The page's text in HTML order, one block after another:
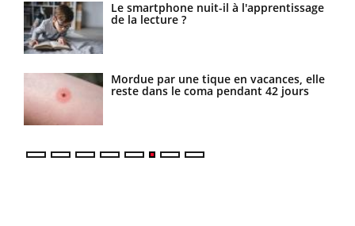
Le smartphone nuit-il à l'apprentissage
de la lecture ?
Mordue par une tique en vacances, elle
reste dans le coma pendant 42 jours
Légionellose en Suisse : quelle est
l’origine de la contamination ?
Allergies alimentaires : une nouvelle
arme contre les réactions sévères